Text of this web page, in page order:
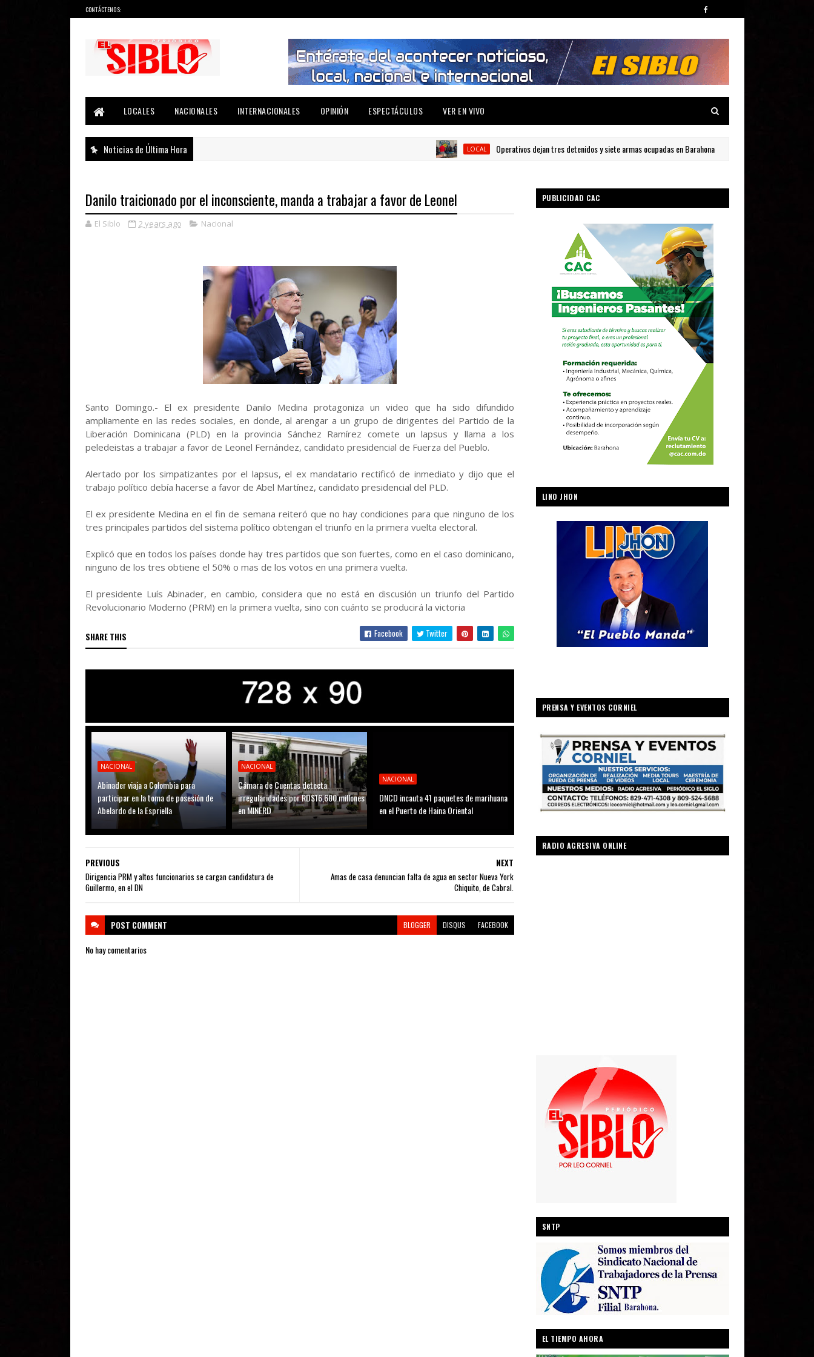
CONTÁCTENOS:
LOCALES
NACIONALES INTERNACIONALES OPINIÓN ESPECTÁCULOS VER EN VIVO
Noticias de Última Hora LOCAL Operativos dejan tres detenidos y siete armas ocupadas en Barahona
Danilo traicionado por el inconsciente, manda a trabajar a favor de Leonel
El Siblo 2 years ago Nacional
Santo Domingo.- El ex presidente Danilo Medina protagoniza un video que ha sido difundido
ampliamente en las redes sociales, en donde, al arengar a un grupo de dirigentes del Partido de la
Liberación Dominicana (PLD) en la provincia Sánchez Ramírez comete un lapsus y llama a los
peledeistas a trabajar a favor de Leonel Fernández, candidato presidencial de Fuerza del Pueblo.
Alertado por los simpatizantes por el lapsus, el ex mandatario rectificó de inmediato y dijo que el
trabajo político debía hacerse a favor de Abel Martínez, candidato presidencial del PLD.
El ex presidente Medina en el fin de semana reiteró que no hay condiciones para que ninguno de los
tres principales partidos del sistema político obtengan el triunfo en la primera vuelta electoral.
Explicó que en todos los países donde hay tres partidos que son fuertes, como en el caso dominicano,
ninguno de los tres obtiene el 50% o mas de los votos en una primera vuelta.
El presidente Luís Abinader, en cambio, considera que no está en discusión un triunfo del Partido
Revolucionario Moderno (PRM) en la primera vuelta, sino con cuánto se producirá la victoria
SHARE THIS Facebook Twitter
NACIONAL
Abinader viaja a Colombia para
participar en la toma de posesión de
Abelardo de la Espriella
NACIONAL
Cámara de Cuentas detecta
irregularidades por RD$16,600 millones
en MINERD
NACIONAL
DNCD incauta 41 paquetes de marihuana
en el Puerto de Haina Oriental
NEXT
Amas de casa denuncian falta de agua en sector Nueva York
Chiquito, de Cabral.
PREVIOUS
Dirigencia PRM y altos funcionarios se cargan candidatura de
Guillermo, en el DN
POST COMMENT BLOGGER DISQUS FACEBOOK
No hay comentarios
PUBLICIDAD CAC
LINO JHON
PRENSA Y EVENTOS CORNIEL
RADIO AGRESIVA ONLINE
SNTP
EL TIEMPO AHORA